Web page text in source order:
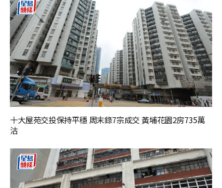
十大屋苑交投保持平穩 周末錄7宗成交 黃埔花園2房735萬
沽